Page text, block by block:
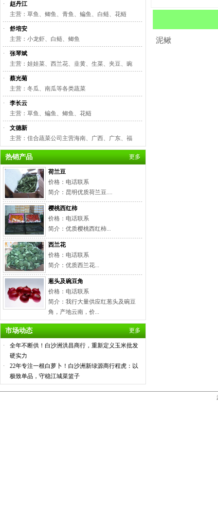
·
赵丹江
主营：草鱼、鲫鱼、青鱼、鳊鱼、白鲢、花鲢
·
舒培安
主营：小龙虾、白鲢、鲫鱼
·
张琴斌
主营：娃娃菜、西兰花、韭黄、生菜、夹豆、豌
·
蔡光菊
主营：冬瓜、南瓜等各类蔬菜
·
李长云
主营：草鱼、鳊鱼、鲫鱼、花鲢
·
文德新
主营：佳合蔬菜公司主营海南、广西、广东、福
热销产品 更多
荷兰豆
价格：电话联系
简介：昆明优质荷兰豆....
樱桃西红柿
价格：电话联系
简介：优质樱桃西红柿...
西兰花
价格：电话联系
简介：优质西兰花...
葱头及碗豆角
价格：电话联系
简介：我行大量供应红葱头及碗豆
角，产地云南，价...
市场动态 更多
·
全年不断供！白沙洲洪昌商行，重新定义玉米批发
硬实力
·
22年专注一根白萝卜！白沙洲新绿源商行程虎：以
极致单品，守稳江城菜篮子
泥鳅